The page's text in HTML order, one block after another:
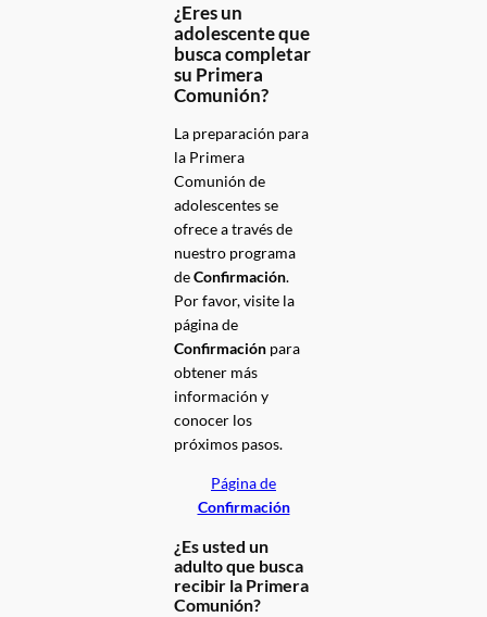
¿Eres un
adolescente que
busca completar
su Primera
Comunión?
La preparación para
la Primera
Comunión de
adolescentes se
ofrece a través de
nuestro programa
deConfirmación.
Por favor, visite la
página de
Confirmación para
obtener más
información y
conocer los
próximos pasos.
Página de
Confirmación
¿Es usted un
adulto que busca
recibir la Primera
Comunión?